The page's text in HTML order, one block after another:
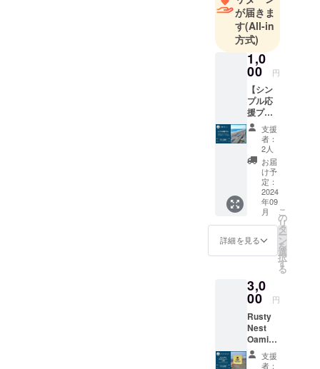
くお願い致
します
が届きま
す(All-in
方式)
1,0
00 円
【シン
プル応
援プラ
ン】 特
に欲し
いリ
ターン
はいら
ない、
しかし
大網白
里市を
盛り上
げる取
り組み
を応援
という
方々向
け。 お
礼の気
持ちを
メール
でお送
りしま
支援
者：
2人
お届
け予
定：
2024
年09
月
詳細を見る
こ
の
リ
タ
ー
ン
を
選
択
す
る
3,0
00 円
Rusty
Nest
Oamish
irasato
のオリ
支援
者：